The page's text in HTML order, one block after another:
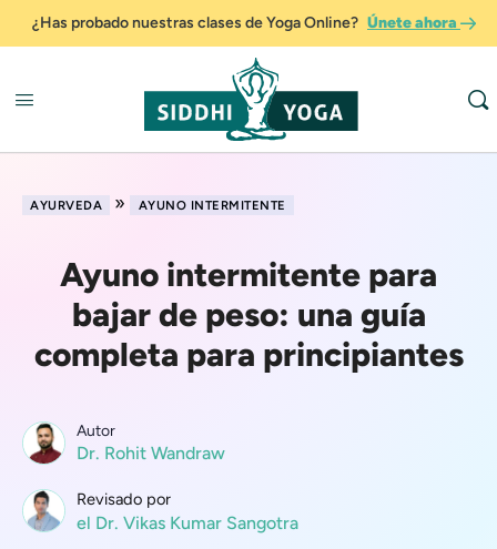
¿Has probado nuestras clases de Yoga Online? Únete ahora
AYURVEDA » AYUNO INTERMITENTE
Ayuno intermitente para
bajar de peso: una guía
completa para principiantes
Autor
Dr. Rohit Wandraw
Revisado por
el Dr. Vikas Kumar Sangotra